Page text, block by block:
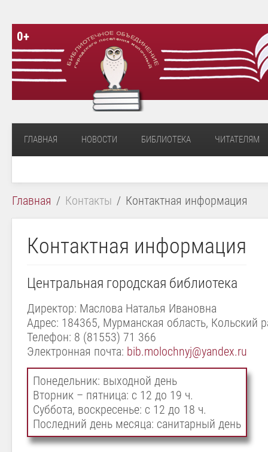
0+
ГЛАВНАЯ НОВОСТИ БИБЛИОТЕКА ЧИТАТЕЛЯМ
Главная Контакты Контактная информация
Контактная информация
Центральная городская библиотека
Директор: Маслова Наталья Ивановна
Адрес: 184365, Мурманская область, Кольский
Телефон: 8 (81553) 71 366
Электронная почта: bib.molochnyj@yandex.ru
Понедельник: выходной день
Вторник – пятница: с 12 до 19 ч.
Суббота, воскресенье: с 12 до 18 ч.
Последний день месяца: санитарный день